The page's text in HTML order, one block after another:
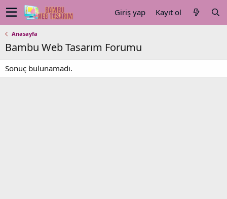
Giriş yap Kayıt ol
Anasayfa
Bambu Web Tasarım Forumu
Sonuç bulunamadı.